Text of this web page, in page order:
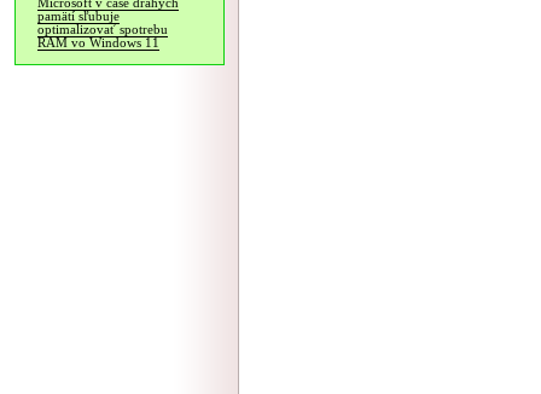
Microsoft v čase drahých
pamätí sľubuje
optimalizovať spotrebu
RAM vo Windows 11